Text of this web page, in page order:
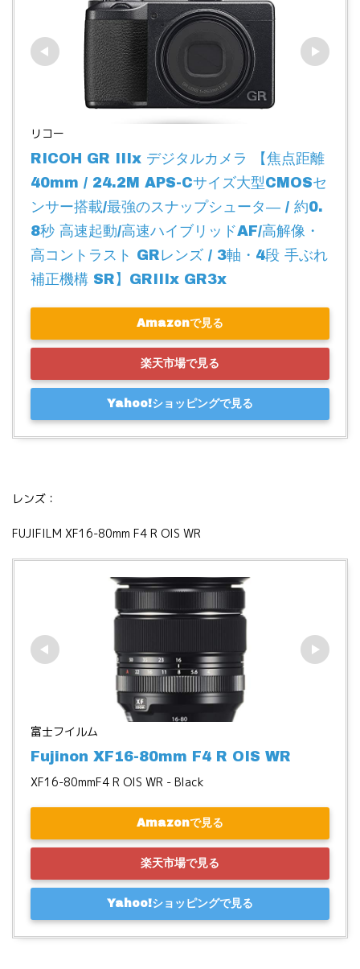
リコー
RICOH GR IIIx デジタルカメラ 【焦点距離
40mm / 24.2M APS-Cサイズ大型CMOSセ
ンサー搭載/最強のスナップシュータ― / 約0.
8秒 高速起動/高速ハイブリッドAF/高解像・
高コントラスト GRレンズ / 3軸・4段 手ぶれ
補正機構 SR】GRIIIx GR3x
Amazonで見る
楽天市場で見る
Yahoo!ショッピングで見る
レンズ：
FUJIFILM XF16-80mm F4 R OIS WR
富士フイルム
Fujinon XF16-80mm F4 R OIS WR
XF16-80mmF4 R OIS WR - Black
Amazonで見る
楽天市場で見る
Yahoo!ショッピングで見る